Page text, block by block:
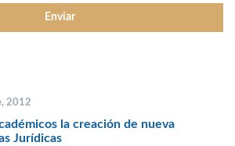
2012
la creación de nueva
Jurídicas